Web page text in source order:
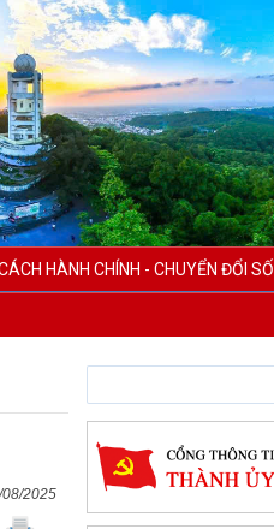
HÀNH CHÍNH - CHUYỂN ĐỔI SỐ
2025